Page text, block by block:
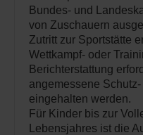
Bundes- und
von Zuschauern
Zutritt zur Sportstätte
Wettkampf- oder
Berichterstattung
angemessene
eingehalten werden.
Für Kinder bis zur
Lebensjahres ist die